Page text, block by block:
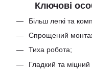
Ключові
Більш легкі та
Спрощений
Тиха робота;
Гладкий та